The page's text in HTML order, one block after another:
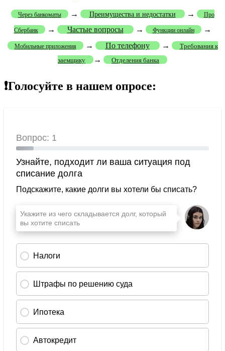
Через банкоматы → Преимущества и недостатки → Про
Сбербанк → Частые вопросы → Функции онлайн →
Мобильные приложения → По телефону →
Требования к
заемщику
→ Отделения банка
❗Голосуйте в нашем опросе: